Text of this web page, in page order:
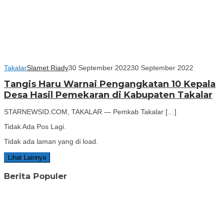
TakalarSlamet Riady30 September 202230 September 2022
Tangis Haru Warnai Pengangkatan 10 Kepala
Desa Hasil Pemekaran di Kabupaten Takalar
STARNEWSID.COM, TAKALAR — Pemkab Takalar […]
Tidak Ada Pos Lagi.
Tidak ada laman yang di load.
Lihat Lainnya
Berita Populer